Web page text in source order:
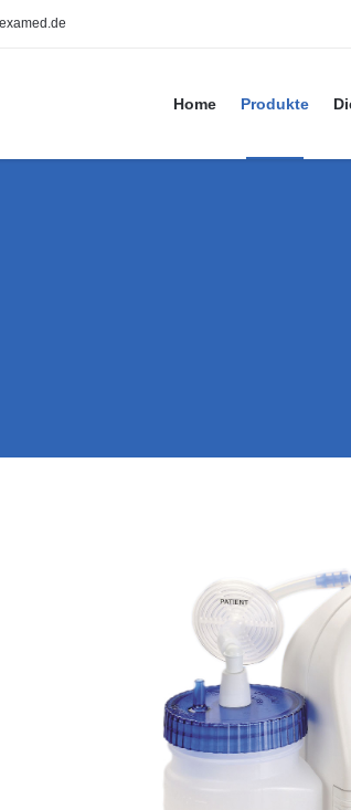
Home Produkte